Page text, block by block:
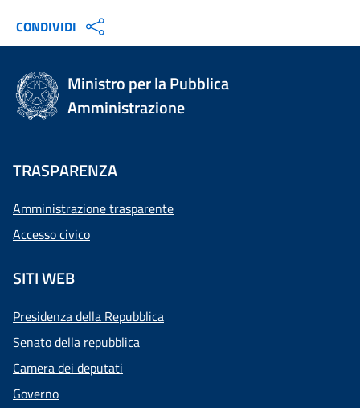
CONDIVIDI
Ministro per la Pubblica
Amministrazione
TRASPARENZA
Amministrazione trasparente
Accesso civico
SITI WEB
Presidenza della Repubblica
Senato della repubblica
Camera dei deputati
Governo